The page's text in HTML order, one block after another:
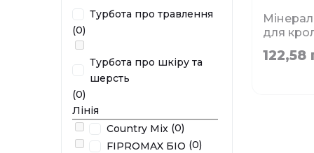
Турбота про травлення
(0)
Турбота про шкіру та
шерсть
(0)
Лінія
Country Mix (0)
FIPROMAX БІО (0)
для
122,58